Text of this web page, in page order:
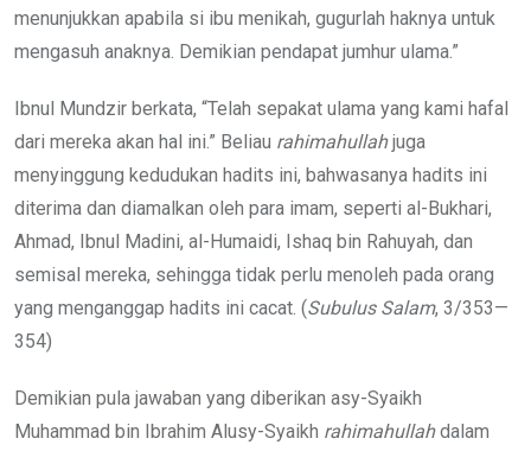
menunjukkan apabila si ibu menikah, gugurlah haknya untuk
mengasuh anaknya. Demikian pendapat jumhur ulama.”
Ibnul Mundzir berkata, “Telah sepakat ulama yang kami hafal
dari mereka akan hal ini.” Beliau rahimahullahjuga
menyinggung kedudukan hadits ini, bahwasanya hadits ini
diterima dan diamalkan oleh para imam, seperti al-Bukhari,
Ahmad, Ibnul Madini, al-Humaidi, Ishaq bin Rahuyah, dan
semisal mereka, sehingga tidak perlu menoleh pada orang
yang menganggap hadits ini cacat. (Subulus Salam, 3/353—
354)
Demikian pula jawaban yang diberikan asy-Syaikh
Muhammad bin Ibrahim Alusy-Syaikh rahimahullahdalam